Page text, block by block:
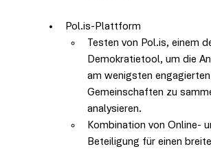
Pol.is-Plattform
Testen von Pol.is, einem
Demokratietool, um die
am wenigsten engagierten
Gemeinschaften zu
analysieren.
Kombination von Online-
Beteiligung für einen